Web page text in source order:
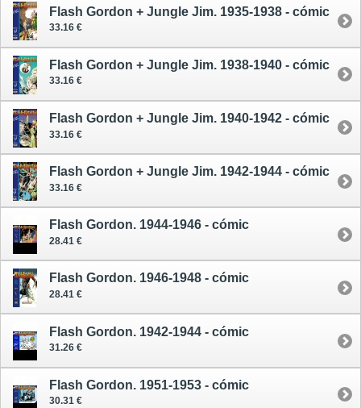
Flash Gordon + Jungle Jim. 1935-1938 - cómic
33.16 €
Flash Gordon + Jungle Jim. 1938-1940 - cómic
33.16 €
Flash Gordon + Jungle Jim. 1940-1942 - cómic
33.16 €
Flash Gordon + Jungle Jim. 1942-1944 - cómic
33.16 €
Flash Gordon. 1944-1946 - cómic
28.41 €
Flash Gordon. 1946-1948 - cómic
28.41 €
Flash Gordon. 1942-1944 - cómic
31.26 €
Flash Gordon. 1951-1953 - cómic
30.31 €